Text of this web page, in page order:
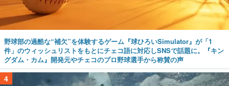
野球部の過酷な“補欠”を体験するゲーム『球ひろいSimulator』が「1
件」のウィッシュリストをもとにチェコ語に対応しSNSで話題に。『キン
グダム・カム』開発元やチェコのプロ野球選手から称賛の声
4